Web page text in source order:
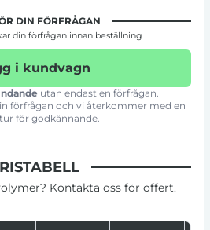
DIN FÖRFRÅGAN
din förfrågan innan beställning
i kundvagn
utan endast en förfrågan.
förfrågan och vi återkommer med en
för godkännande.
Kontakta oss för offert.